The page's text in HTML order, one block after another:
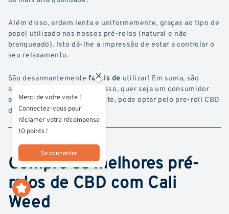
Além disso, ardem lenta e uniformemente, graças ao tipo de
papel utilizado nos nossos pré-rolos (natural e não
branqueado). Isto dá-lhe a impressão de estar a controlar o
seu relaxamento.
São desarmantementefáceis de utilizar! Em suma, são
adequados para todos, por isso, quer seja um consumidor
experiente ou um principiante, pode optar pelo pre-roll CBD
de olhos fechados.
Compre os melhores pré-
rolos de CBD com Cali
Weed
Merci de votre visite !
Connectez-vous pour
réclamer votre récompense
10 points !
Se connecter